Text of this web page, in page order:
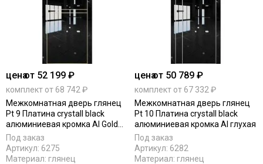
ценаот 52 199 ₽
комплект от 68 742 ₽
Межкомнатная дверь глянец
Pt 9 Платина crystall black
алюминиевая кромка Al Gold
Edition глухая
Под заказ
Артикул: 6275
Материал: глянец
ценаот 50 789 ₽
комплект от 67 332 ₽
Межкомнатная дверь глянец
Pt 10 Платина crystall black
алюминиевая кромка Al глухая
Под заказ
Артикул: 6282
Материал: глянец